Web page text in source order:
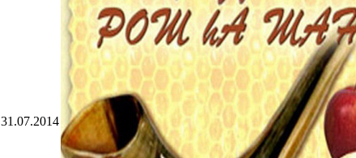
31.07.2014